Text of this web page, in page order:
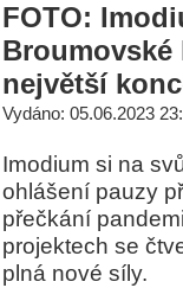
FOTO:
největší
Vydáno: 05.06.2023
Imodium si na
ohlášení pauzy
přečkání
projektech se
plná nové síly.